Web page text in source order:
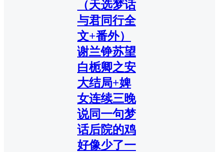
（天选梦话
与君同行全
文+番外）
谢兰铮苏望
白栀卿之安
大结局+婢
女连续三晚
说同一句梦
话后院的鸡
好像少了一